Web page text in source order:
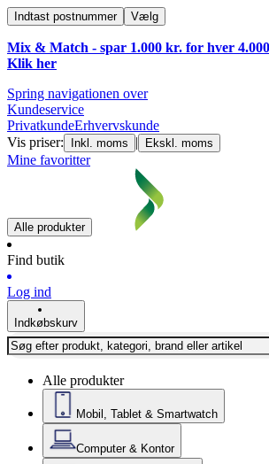
Indtast postnummer Vælg
Mix & Match - spar 1.000 kr. for hver
Klik her
Spring navigationen over
Kundeservice
PrivatkundeErhvervskunde
Vis priser:
Inkl. moms | Ekskl. moms
Mine favoritter
Alle produkter
Find butik
Log ind
Indkøbskurv
Alle produkter
Mobil, Tablet & Smartwatch
Computer & Kontor